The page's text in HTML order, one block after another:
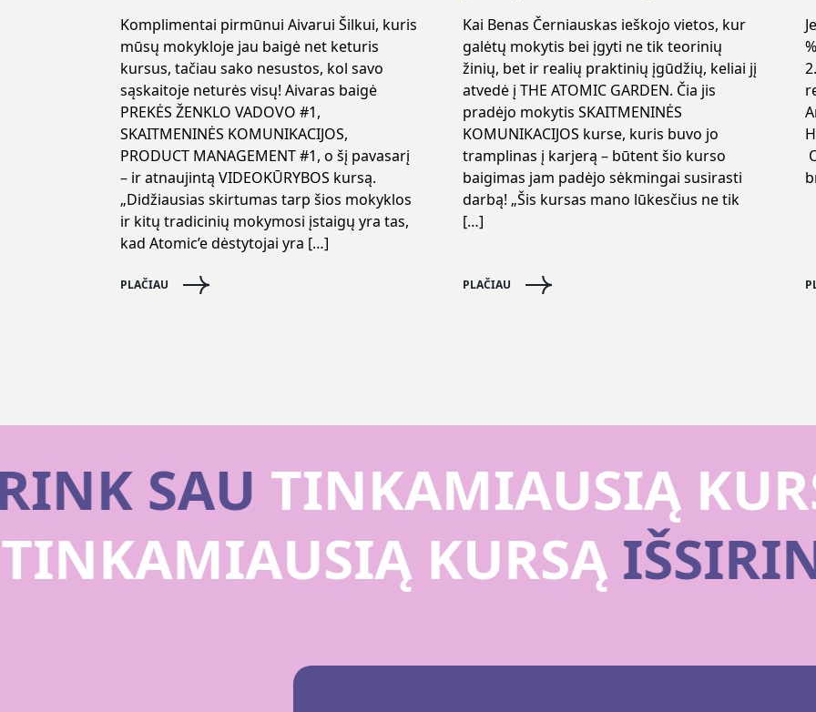
Komplimentai pirmūnui Aivarui Šilkui, kuris
mūsų mokykloje jau baigė net keturis
kursus, tačiau sako nesustos, kol savo
sąskaitoje neturės visų! Aivaras baigė
PREKĖS ŽENKLO VADOVO #1,
SKAITMENINĖS KOMUNIKACIJOS,
PRODUCT MANAGEMENT #1, o šį pavasarį
– ir atnaujintą VIDEOKŪRYBOS kursą.
„Didžiausias skirtumas tarp šios mokyklos
ir kitų tradicinių mokymosi įstaigų yra tas,
kad Atomic’e dėstytojai yra […]
PLAČIAU
Kai Benas Černiauskas ieškojo vietos, kur
galėtų mokytis bei įgyti ne tik teorinių
žinių, bet ir realių praktinių įgūdžių, keliai jį
atvedė į THE ATOMIC GARDEN. Čia jis
pradėjo mokytis SKAITMENINĖS
KOMUNIKACIJOS kurse, kuris buvo jo
tramplinas į karjerą – būtent šio kurso
baigimas jam padėjo sėkmingai susirasti
darbą! „Šis kursas mano lūkesčius ne tik
[…]
PLAČIAU
SAUTINKAMIAUSIĄ
TINKAMIAUSIĄ KURSĄ